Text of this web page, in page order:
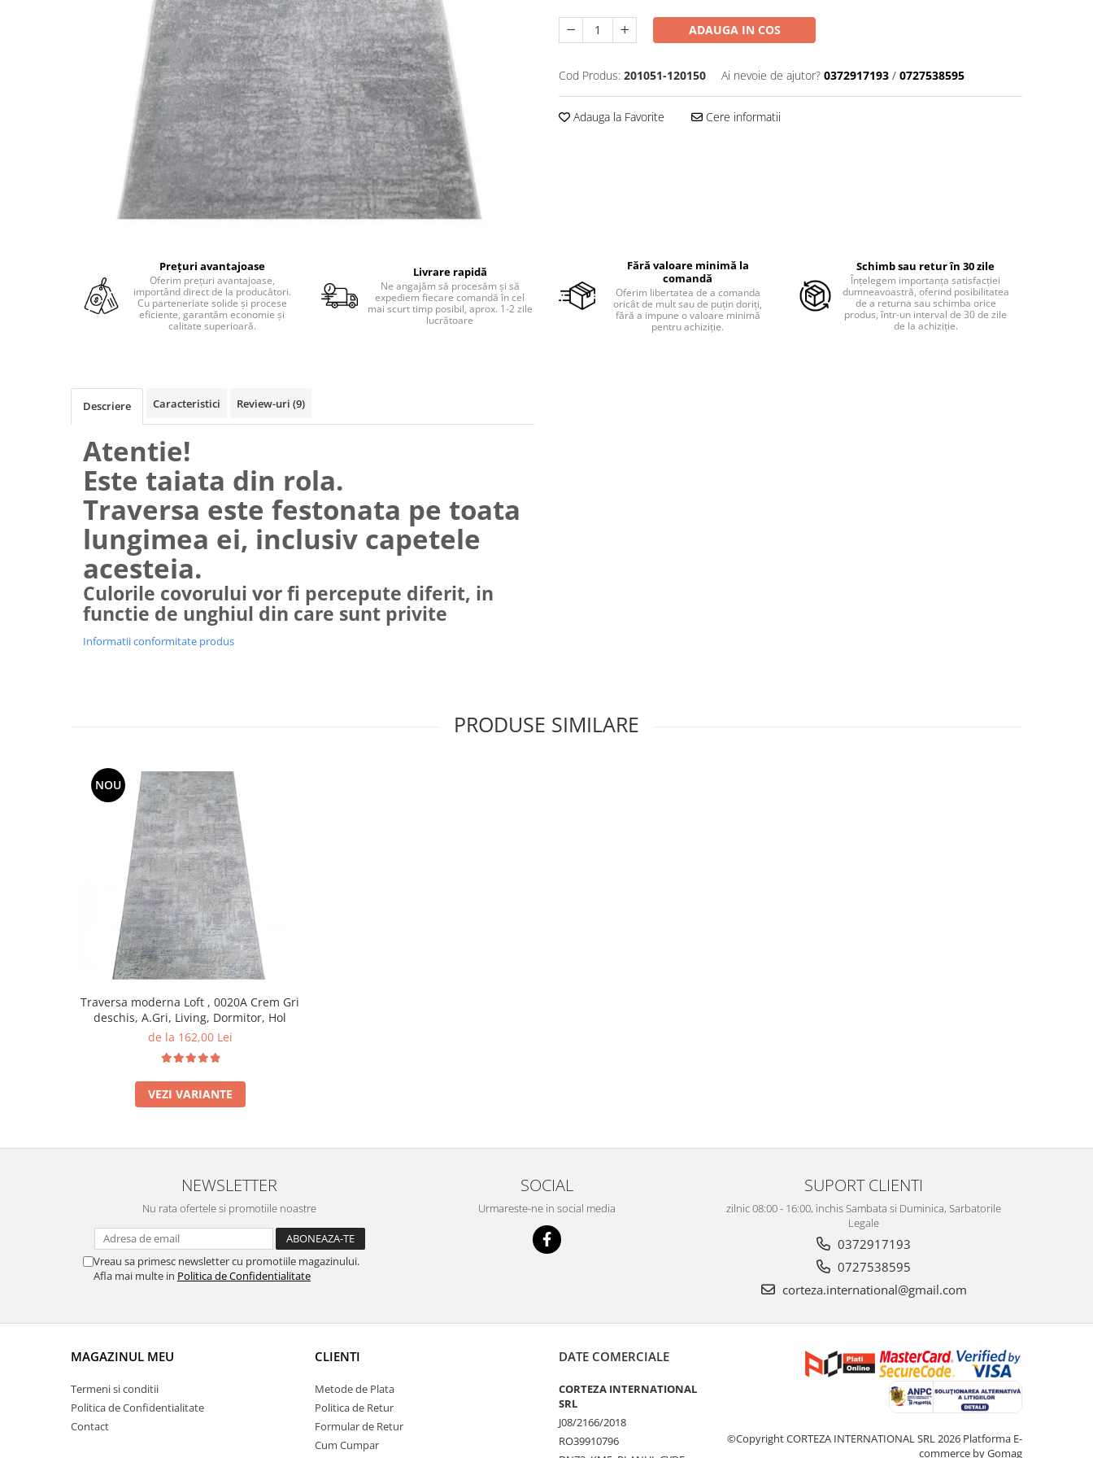
ADAUGA IN COS
Cod Produs: 201051-120150 Ai nevoie de ajutor? 0372917193 / 0727538595
Adauga la Favorite Cere informatii
Prețuri avantajoase
Oferim prețuri avantajoase,
importând direct de la producători.
Cu parteneriate solide și procese
eficiente, garantăm economie și
calitate superioară.
Livrare rapidă
Ne angajăm să procesăm și să
expediem fiecare comandă în cel
mai scurt timp posibil, aprox. 1-2 zile
lucrătoare
Fără valoare minimă la
comandă
Oferim libertatea de a comanda
oricât de mult sau de puțin doriți,
fără a impune o valoare minimă
pentru achiziție.
Schimb sau retur în 30 zile
Înțelegem importanța satisfacției
dumneavoastră, oferind posibilitatea
de a returna sau schimba orice
produs, într-un interval de 30 de zile
de la achiziție.
Descriere Caracteristici Review-uri (9)
Atentie!
Este taiata din rola.
Traversa este festonata pe toata
lungimea ei, inclusiv capetele
acesteia.
Culorile covorului vor fi percepute diferit, in
functie de unghiul din care sunt privite
Informatii conformitate produs
PRODUSE SIMILARE
NOU
Traversa moderna Loft , 0020A Crem Gri
deschis, A.Gri, Living, Dormitor, Hol
de la 162,00 Lei
VEZI VARIANTE
NEWSLETTER
Nu rata ofertele si promotiile noastre
Vreau sa primesc newsletter cu promotiile magazinului.
Afla mai multe in Politica de Confidentialitate
SOCIAL
Urmareste-ne in social media
SUPORT CLIENTI
zilnic 08:00 - 16:00, inchis Sambata si Duminica, Sarbatorile
Legale
0372917193
0727538595
corteza.international@gmail.com
MAGAZINUL MEU
Termeni si conditii
Politica de Confidentialitate
Contact
CLIENTI
Metode de Plata
Politica de Retur
Formular de Retur
Cum Cumpar
DATE COMERCIALE
CORTEZA INTERNATIONAL
SRL
J08/2166/2018
RO39910796
©Copyright CORTEZA INTERNATIONAL SRL 2026 Platforma E-
commerce by Gomag